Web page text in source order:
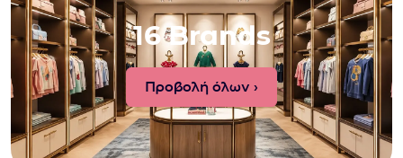
16 Brands
Προβολή όλων ›